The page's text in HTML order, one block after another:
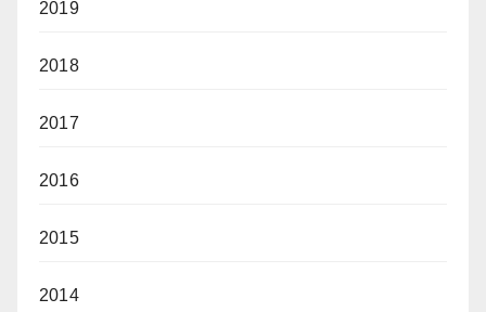
2019
2018
2017
2016
2015
2014